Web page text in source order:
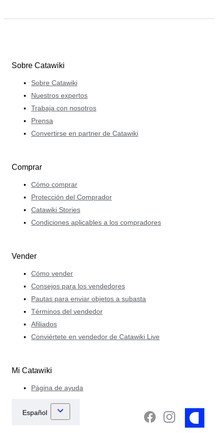
Sobre Catawiki
Sobre Catawiki
Nuestros expertos
Trabaja con nosotros
Prensa
Convertirse en partner de Catawiki
Comprar
Cómo comprar
Protección del Comprador
Catawiki Stories
Condiciones aplicables a los compradores
Vender
Cómo vender
Consejos para los vendedores
Pautas para enviar objetos a subasta
Términos del vendedor
Afiliados
Conviértete en vendedor de Catawiki Live
Mi Catawiki
Página de ayuda